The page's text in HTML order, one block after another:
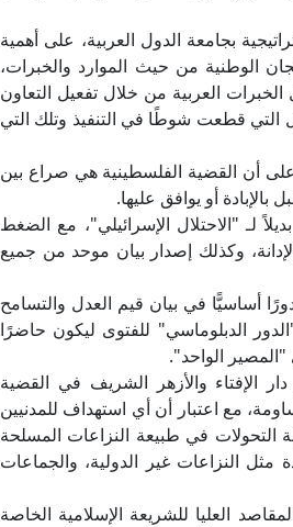
بجامعة الدول العربية، على أهمية
الوطنية من حيث الموارد والخبرات،
العربية من خلال تفعيل التعاون
التي قطعت شوطًا في التنفيذ وتلك التي
على أن القضية الفلسطينية هي صراع بين
أو يوافق عليها.
لـ "الاحتلال الإسرائيلي"، مع الضغط
وكذلك إصدار بيان موحد من جميع
أساسيًّا في بيان قيم العدل والتسامح
الدبلوماسي" للفتوى ليكون حاضرًا
الواحد".
والأزهر الشريف في القضية
مع اعتبار أن أي استهداف للمدنيين
التحولات في طبيعة النزاعات المسلحة
النزاعات غير الدولية، والجماعات
العليا للشريعة الإسلامية الخاصة